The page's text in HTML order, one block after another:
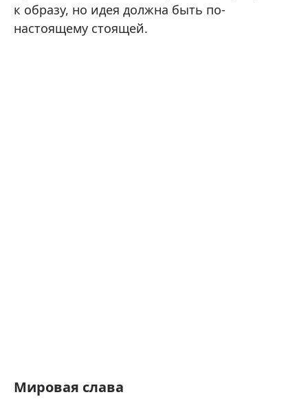
к образу, но идея должна быть по-
настоящему стоящей.
Мировая слава